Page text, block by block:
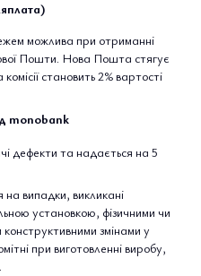
можлива при отриманні
Пошти. Нова Пошта стягує
становить 2% вартості
monobank
дефекти та надається на 5
випадки, викликані
установкою, фізичними чи
змінами у
при виготовленні виробу,